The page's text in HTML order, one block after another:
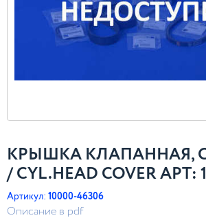
КРЫШКА КЛАПАННАЯ,
/ CYL.HEAD COVER АРТ:
Артикул: 10000-46306
Описание в pdf